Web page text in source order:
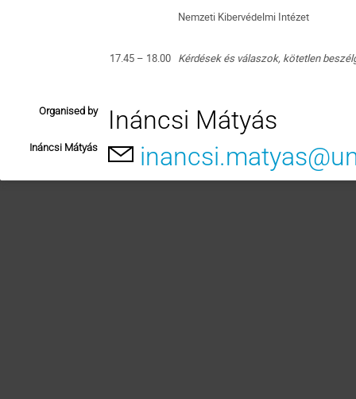
Nemzeti Kibervédelmi Intézet
17.45 – 18.00 Kérdések és válaszok, kötetlen
Organised by Ináncsi Mátyás
Ináncsi Mátyás